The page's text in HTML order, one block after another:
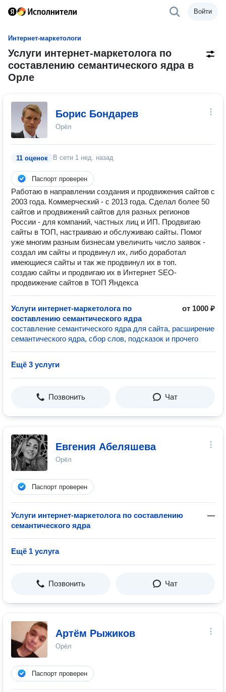
Войти
Интернет-маркетологи
Услуги интернет-маркетолога по
составлению семантического ядра в
Орле
Борис Бондарев
Орёл
11 оценок В сети 1 нед. назад
Паспорт проверен
Работаю в направлении создания и продвижения сайтов с
2003 года. Коммерческий - с 2013 года. Сделал более 50
сайтов и продвижений сайтов для разных регионов
России - для компаний, частных лиц и ИП. Продвигаю
сайты в ТОП, настраиваю и обслуживаю сайты. Помог
уже многим разным бизнесам увеличить число заявок -
создал им сайты и продвинул их, либо доработал
имеющиеся сайты и так же продвинул их в топ.
создаю сайты и продвигаю их в Интернет SEO-
продвижение сайтов в ТОП Яндекса
Услуги интернет-маркетолога по
составлению семантического ядра
от 1000 ₽
составление семантического ядра для сайта, расширение
семантического ядра, сбор слов, подсказок и прочего
Ещё 3 услуги
Позвонить Чат
Евгения Абеляшева
Орёл
Паспорт проверен
Услуги интернет-маркетолога по составлению
семантического ядра
—
Ещё 1 услуга
Позвонить Чат
Артём Рыжиков
Орёл
Паспорт проверен